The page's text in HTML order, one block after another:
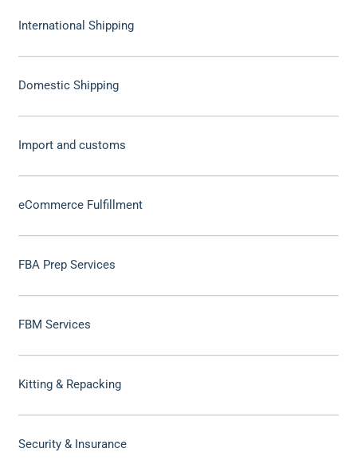
International Shipping
Domestic Shipping
Import and customs
eCommerce Fulfillment
FBA Prep Services
FBM Services
Kitting & Repacking
Security & Insurance